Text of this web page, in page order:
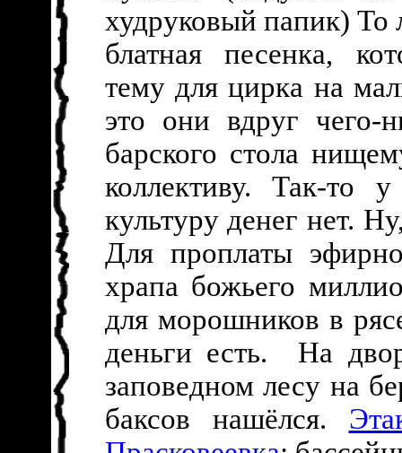
худруковый папик) То
блатная песенка,
тему для цирка на
это они вдруг чего-
барского стола
коллективу. Так-то
культуру денег нет.
Для проплаты
храпа божьего
для морошников в
деньги есть. На
заповедном лесу на
баксов нашёлся.